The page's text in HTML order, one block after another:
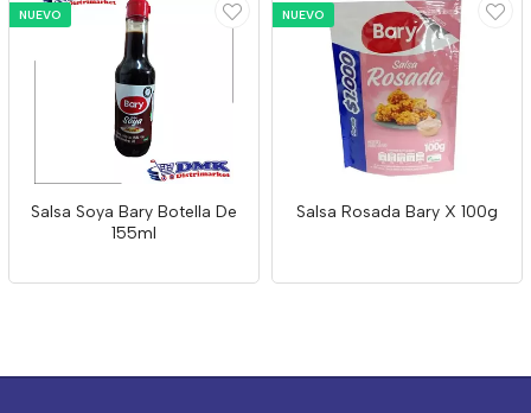
NUEVO
Salsa Soya Bary Botella De
155ml
NUEVO
Salsa Rosada Bary X 100g